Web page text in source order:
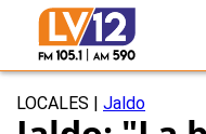
LOCALES Jaldo